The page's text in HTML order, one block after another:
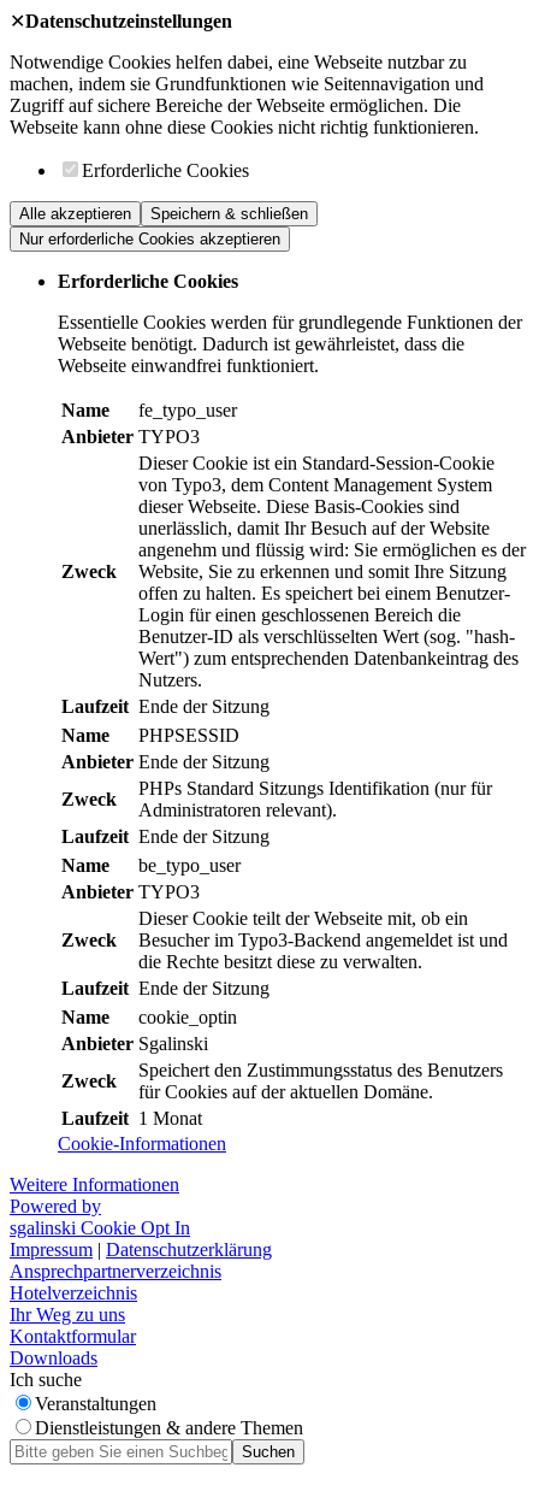
✕Datenschutzeinstellungen
Notwendige Cookies helfen dabei, eine Webseite nutzbar zu
machen, indem sie Grundfunktionen wie Seitennavigation und
Zugriff auf sichere Bereiche der Webseite ermöglichen. Die
Webseite kann ohne diese Cookies nicht richtig funktionieren.
Erforderliche Cookies
Alle akzeptieren
Speichern & schließen
Nur erforderliche Cookies akzeptieren
Erforderliche Cookies
Essentielle Cookies werden für grundlegende Funktionen der
Webseite benötigt. Dadurch ist gewährleistet, dass die
Webseite einwandfrei funktioniert.
Name
fe_typo_user
Anbieter TYPO3
Zweck
Dieser Cookie ist ein Standard-Session-Cookie
von Typo3, dem Content Management System
dieser Webseite. Diese Basis-Cookies sind
unerlässlich, damit Ihr Besuch auf der Website
angenehm und flüssig wird: Sie ermöglichen es der
Website, Sie zu erkennen und somit Ihre Sitzung
offen zu halten. Es speichert bei einem Benutzer-
Login für einen geschlossenen Bereich die
Benutzer-ID als verschlüsselten Wert (sog. "hash-
Wert") zum entsprechenden Datenbankeintrag des
Nutzers.
Laufzeit Ende der Sitzung
Name
PHPSESSID
Anbieter Ende der Sitzung
Zweck
PHPs Standard Sitzungs Identifikation (nur für
Administratoren relevant).
Laufzeit Ende der Sitzung
Name
be_typo_user
Anbieter TYPO3
Zweck
Dieser Cookie teilt der Webseite mit, ob ein
Besucher im Typo3-Backend angemeldet ist und
die Rechte besitzt diese zu verwalten.
Laufzeit Ende der Sitzung
Name
cookie_optin
Anbieter Sgalinski
Zweck
Speichert den Zustimmungsstatus des Benutzers
für Cookies auf der aktuellen Domäne.
Laufzeit 1 Monat
Cookie-Informationen
Weitere Informationen
Powered by
sgalinski Cookie Opt In
Impressum | Datenschutzerklärung
Ansprechpartnerverzeichnis
Hotelverzeichnis
Ihr Weg zu uns
Kontaktformular
Downloads
Ich suche
Veranstaltungen
Dienstleistungen & andere Themen
Suchen